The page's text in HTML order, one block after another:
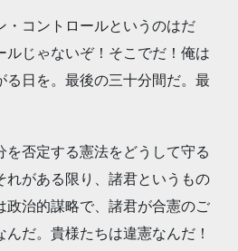
・コントロールというのはだ
じゃないぞ！そこでだ！俺は
る日を。最後の三十分間だ。最
否定する憲法をどうして守る
れがある限り、諸君というもの
政治的謀略で、諸君が合憲のご
だ。貴様たちは違憲なんだ！